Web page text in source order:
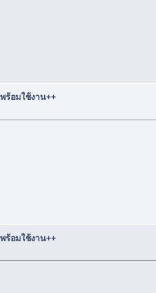
ร้อมใช้งาน++
ร้อมใช้งาน++